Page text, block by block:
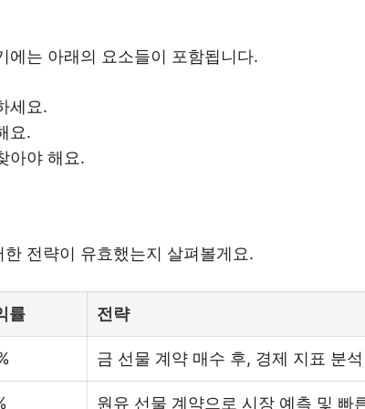
에는 아래의 요소들이 포함됩니다.
세요.
요.
아야 해요.
전략이 유효했는지 살펴볼게요.
률 전략
금 선물 계약 매수 후, 경제 지표 분석
원유 선물 계약으로 시장 예측 및 빠